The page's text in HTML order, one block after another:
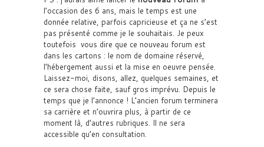
l’occasion des 6 ans, mais le temps est une
donnée relative, parfois capricieuse et ça ne s’est
pas présenté comme je le souhaitais. Je peux
toutefois vous dire que ce nouveau forum est
dans les cartons : le nom de domaine réservé,
l’hébergement aussi et la mise en oeuvre pensée.
Laissez-moi, disons, allez, quelques semaines, et
ce sera chose faite, sauf gros imprévu. Depuis le
temps que je l’annonce ! L’ancien forum terminera
sa carrière et n’ouvrira plus, à partir de ce
moment là, d’autres rubriques. Il ne sera
accessible qu’en consultation.